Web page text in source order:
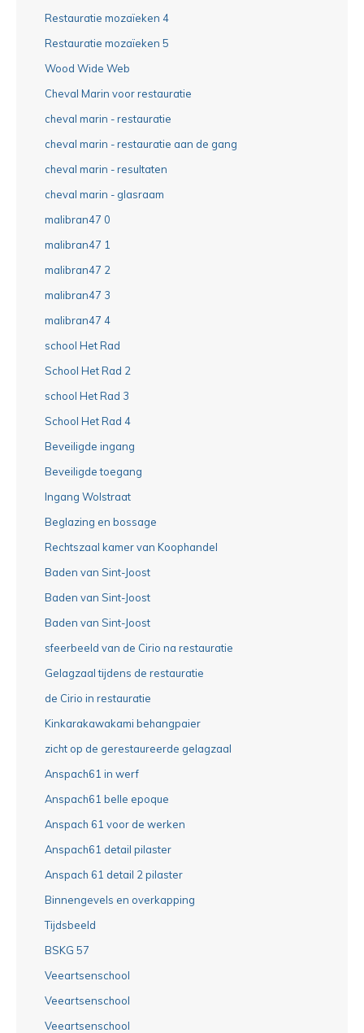
Restauratie mozaïeken 4
Restauratie mozaïeken 5
Wood Wide Web
Cheval Marin voor restauratie
cheval marin - restauratie
cheval marin - restauratie aan de gang
cheval marin - resultaten
cheval marin - glasraam
malibran47 0
malibran47 1
malibran47 2
malibran47 3
malibran47 4
school Het Rad
School Het Rad 2
school Het Rad 3
School Het Rad 4
Beveiligde ingang
Beveiligde toegang
Ingang Wolstraat
Beglazing en bossage
Rechtszaal kamer van Koophandel
Baden van Sint-Joost
Baden van Sint-Joost
Baden van Sint-Joost
sfeerbeeld van de Cirio na restauratie
Gelagzaal tijdens de restauratie
de Cirio in restauratie
Kinkarakawakami behangpaier
zicht op de gerestaureerde gelagzaal
Anspach61 in werf
Anspach61 belle epoque
Anspach 61 voor de werken
Anspach61 detail pilaster
Anspach 61 detail 2 pilaster
Binnengevels en overkapping
Tijdsbeeld
BSKG 57
Veeartsenschool
Veeartsenschool
Veeartsenschool